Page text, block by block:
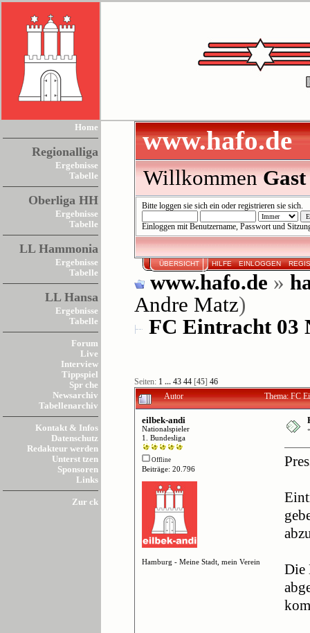
Home
Regionalliga
Ergebnisse
Tabelle
Oberliga HH
Ergebnisse
Tabelle
LL Hammonia
Ergebnisse
Tabelle
LL Hansa
Ergebnisse
Tabelle
Forum
Live
Interview
Tippspiel
Spr che
Newsarchiv
Tabellenarchiv
Kontakt & Infos
Datenschutz
Redakteur werden
Unterst tzen
Sponsoren
Links
Zur ck
www.hafo.de
WillkommenGast
Bitte loggen sie sich einoder registrieren sie sich.
Einloggen mit Benutzername, Passwort und
ÜBERSICHT HILFE EINLOGGEN
www.hafo.de »
Andre Matz)
FC Eintracht 03
Seiten: 1 ... 43 44[45] 46
Autor Thema: FC
eilbek-andi
Nationalspieler
1. Bundesliga
Offline
Beiträge: 20.796
Hamburg - Meine Stadt, mein Verein
Die